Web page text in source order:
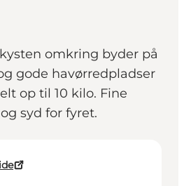
omkring byder på
gode havørredpladser
op til 10 kilo. Fine
syd for fyret.